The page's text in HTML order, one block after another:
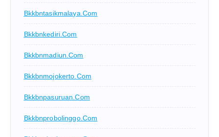
Bkkbntasikmalaya.com
Bkkbnkediri.com
Bkkbnmadiun.com
Bkkbnmojokerto.com
Bkkbnpasuruan.com
Bkkbnprobolinggo.com